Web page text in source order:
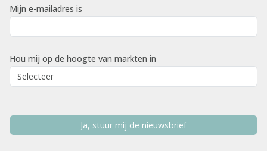
Mijn e-mailadres is
Hou mij op de hoogte van markten in
Ja, stuur mij de nieuwsbrief